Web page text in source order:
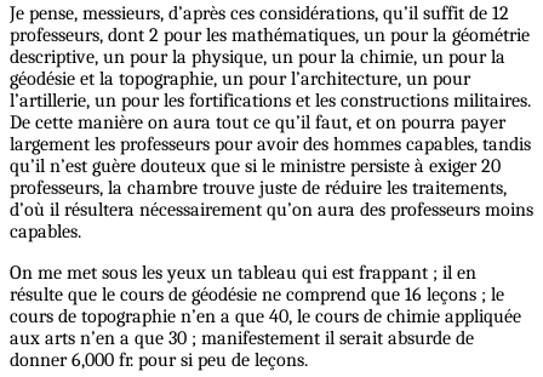
Je pense, messieurs, d’après ces considérations, qu’il suffit de 12
professeurs, dont 2 pour les mathématiques, un pour la géométrie
descriptive, un pour la physique, un pour la chimie, un pour la
géodésie et la topographie, un pour l’architecture, un pour
l’artillerie, un pour les fortifications et les constructions militaires.
De cette manière on aura tout ce qu’il faut, et on pourra payer
largement les professeurs pour avoir des hommes capables, tandis
qu’il n’est guère douteux que si le ministre persiste à exiger 20
professeurs, la chambre trouve juste de réduire les traitements,
d’où il résultera nécessairement qu’on aura des professeurs moins
capables.
On me met sous les yeux un tableau qui est frappant ; il en
résulte que le cours de géodésie ne comprend que 16 leçons ; le
cours de topographie n’en a que 40, le cours de chimie appliquée
aux arts n’en a que 30 ; manifestement il serait absurde de
donner 6,000 fr. pour si peu de leçons.